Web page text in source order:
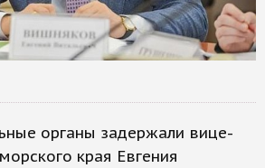
органы задержали вице-
края Евгения